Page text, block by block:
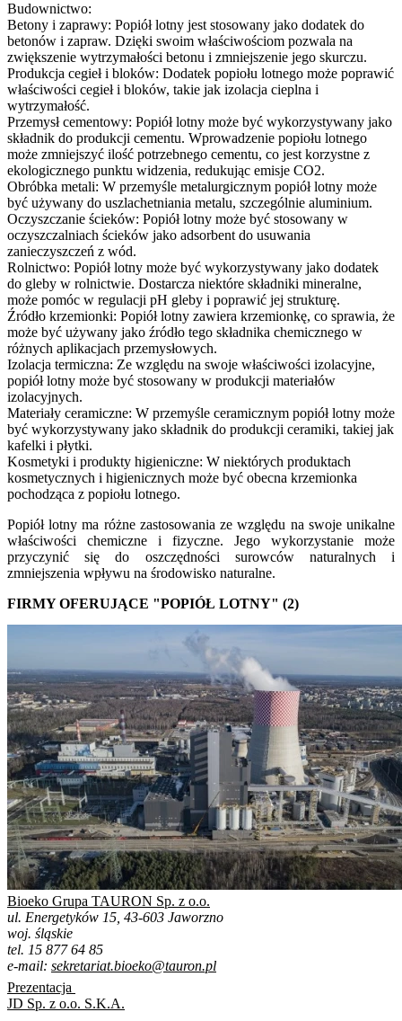
Budownictwo:
Betony i zaprawy: Popiół lotny jest stosowany jako dodatek do
betonów i zapraw. Dzięki swoim właściwościom pozwala na
zwiększenie wytrzymałości betonu i zmniejszenie jego skurczu.
Produkcja cegieł i bloków: Dodatek popiołu lotnego może poprawić
właściwości cegieł i bloków, takie jak izolacja cieplna i
wytrzymałość.
Przemysł cementowy: Popiół lotny może być wykorzystywany jako
składnik do produkcji cementu. Wprowadzenie popiołu lotnego
może zmniejszyć ilość potrzebnego cementu, co jest korzystne z
ekologicznego punktu widzenia, redukując emisje CO2.
Obróbka metali: W przemyśle metalurgicznym popiół lotny może
być używany do uszlachetniania metalu, szczególnie aluminium.
Oczyszczanie ścieków: Popiół lotny może być stosowany w
oczyszczalniach ścieków jako adsorbent do usuwania
zanieczyszczeń z wód.
Rolnictwo: Popiół lotny może być wykorzystywany jako dodatek
do gleby w rolnictwie. Dostarcza niektóre składniki mineralne,
może pomóc w regulacji pH gleby i poprawić jej strukturę.
Źródło krzemionki: Popiół lotny zawiera krzemionkę, co sprawia, że
może być używany jako źródło tego składnika chemicznego w
różnych aplikacjach przemysłowych.
Izolacja termiczna: Ze względu na swoje właściwości izolacyjne,
popiół lotny może być stosowany w produkcji materiałów
izolacyjnych.
Materiały ceramiczne: W przemyśle ceramicznym popiół lotny może
być wykorzystywany jako składnik do produkcji ceramiki, takiej jak
kafelki i płytki.
Kosmetyki i produkty higieniczne: W niektórych produktach
kosmetycznych i higienicznych może być obecna krzemionka
pochodząca z popiołu lotnego.
Popiół lotny ma różne zastosowania ze względu na swoje unikalne
właściwości chemiczne i fizyczne. Jego wykorzystanie może
przyczynić się do oszczędności surowców naturalnych i
zmniejszenia wpływu na środowisko naturalne.
FIRMY OFERUJĄCE "POPIÓŁ LOTNY" (2)
Bioeko Grupa TAURON Sp. z o.o.
ul. Energetyków 15, 43-603 Jaworzno
woj. śląskie
tel. 15 877 64 85
e-mail: sekretariat.bioeko@tauron.pl
Prezentacja
JD Sp. z o.o. S.K.A.